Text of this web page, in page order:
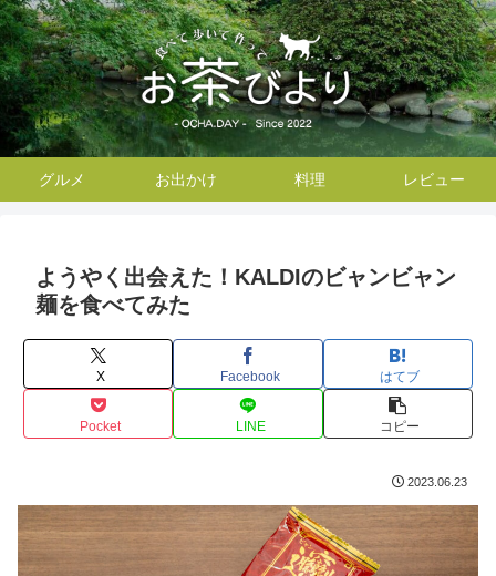
グルメ お出かけ 料理 レビュー
ようやく出会えた！KALDIのビャンビャン
麺を食べてみた
X Facebook はてブ
Pocket LINE コピー
2023.06.23